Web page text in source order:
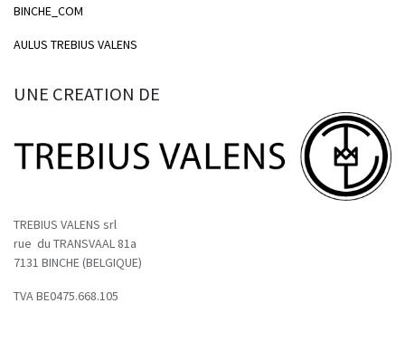
BINCHE_COM
AULUS TREBIUS VALENS
UNE CREATION DE
TREBIUS VALENS srl
rue du TRANSVAAL 81a
7131 BINCHE (BELGIQUE)
TVA BE0475.668.105